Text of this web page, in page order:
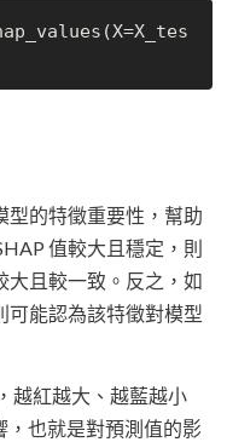
型的特徵重要性，幫助
值較大且穩定，則
大且較一致。反之，如
可能認為該特徵對模型
越紅越大、越藍越小
，也就是對預測值的影